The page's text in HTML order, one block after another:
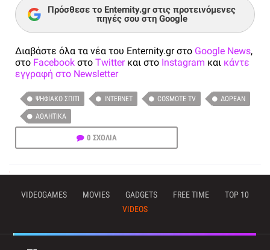
Πρόσθεσε το Enternity.gr στις προτεινόμενες
πηγές σου στη Google
Διαβάστε όλα τα νέα του Enternity.gr στο Google News,
στο Facebook στο Twitterκαι στο Instagram και κάντε
εγγραφή στο Newsletter
ΨΗΦΙΑΚΌ ΣΠΊΤΙ INTERNET COSMOTE TV ΔΩΡΕΆΝ
ΑΘΛΗΤΙΚΆ
0 ΣΧΟΛΙΑ
VIDEOGAMES MOVIES GADGETS FREE TIME
TOP 10
VIDEOS